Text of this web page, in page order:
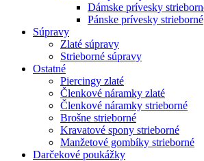
Dámske prívesky
Pánske prívesky strieborné
Súpravy
Zlaté súpravy
Strieborné súpravy
Ostatné
Piercingy zlaté
Členkové náramky zlaté
Členkové náramky strieborné
Brošne strieborné
Kravatové spony strieborné
Manžetové gombíky strieborné
Darčekové poukážky